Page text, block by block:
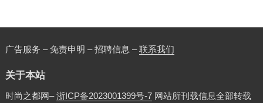
广告服务 – 免责申明 – 招聘信息 –联系我们
关于本站
时尚之都网–浙ICP备2023001399号-7网站所刊载信息全部转载